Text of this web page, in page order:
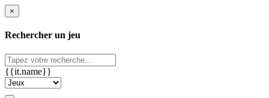
×
Rechercher un jeu
{{it.name}}